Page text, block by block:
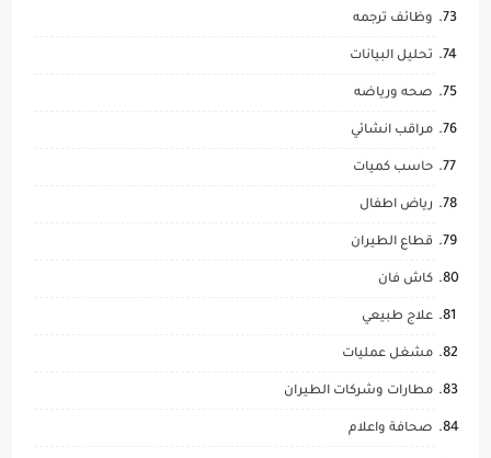
وظائف ترجمه
تحليل البيانات
صحه ورياضه
مراقب انشائي
حاسب كميات
رياض اطفال
قطاع الطيران
كاش فان
علاج طبيعي
مشغل عمليات
مطارات وشركات الطيران
صحافة واعلام